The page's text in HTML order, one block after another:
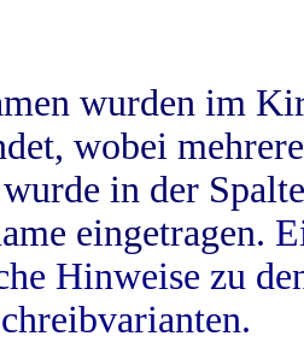
wurden im
wobei
in der
eingetragen.
Hinweise zu